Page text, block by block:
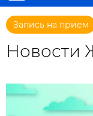
Запись на прием
Новости